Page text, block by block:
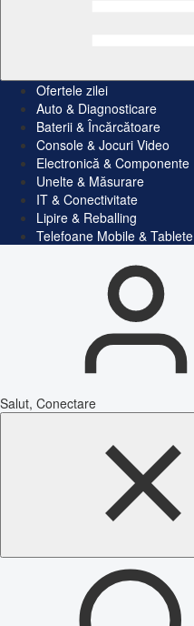
Ofertele zilei
Auto & Diagnosticare
Baterii & Încărcătoare
Console & Jocuri Video
Electronică & Componente
Unelte & Măsurare
IT & Conectivitate
Lipire & Reballing
Telefoane Mobile & Tablete
Salut, Conectare